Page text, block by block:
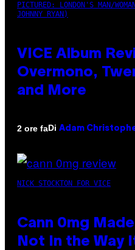
PICTURED: LONDON'S MAN/
JOHNNY RYAN)
VICE Album
Overmono,
and More
2 ore faDi Adam
NICK STOCKTON FOR VICE
Cann 0mg
Not In the Way